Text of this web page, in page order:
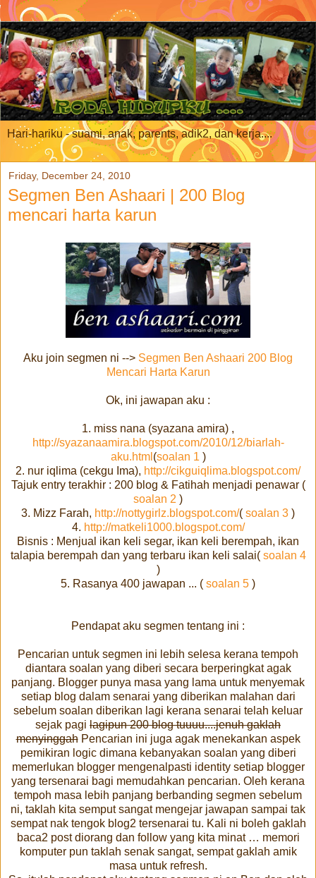
Hari-hariku - suami, anak, parents, adik2, dan kerja....
Friday, December 24, 2010
Segmen Ben Ashaari | 200 Blog
mencari harta karun
Aku join segmen ni --> Segmen Ben Ashaari 200 Blog
Mencari Harta Karun
Ok, ini jawapan aku :
1. miss nana (syazana amira) ,
http://syazanaamira.blogspot.com/2010/12/biarlah-
aku.html (soalan 1 )
2. nur iqlima (cekgu Ima), http://cikguiqlima.blogspot.com/
Tajuk entry terakhir : 200 blog & Fatihah menjadi penawar (
soalan 2 )
3. Mizz Farah, http://nottygirlz.blogspot.com/( soalan 3 )
4. http://matkeli1000.blogspot.com/
Bisnis : Menjual ikan keli segar, ikan keli berempah, ikan
talapia berempah dan yang terbaru ikan keli salai( soalan 4
)
5. Rasanya 400 jawapan ... ( soalan 5 )
Pendapat aku segmen tentang ini :
Pencarian untuk segmen ini lebih selesa kerana tempoh
diantara soalan yang diberi secara berperingkat agak
panjang. Blogger punya masa yang lama untuk menyemak
setiap blog dalam senarai yang diberikan malahan dari
sebelum soalan diberikan lagi kerana senarai telah keluar
sejak pagi lagipun 200 blog tuuuu....jenuh gaklah
menyinggahPencarian ini juga agak menekankan aspek
pemikiran logic dimana kebanyakan soalan yang diberi
memerlukan blogger mengenalpasti identity setiap blogger
yang tersenarai bagi memudahkan pencarian. Oleh kerana
tempoh masa lebih panjang berbanding segmen sebelum
ni, taklah kita semput sangat mengejar jawapan sampai tak
sempat nak tengok blog2 tersenarai tu. Kali ni boleh gaklah
baca2 post diorang dan follow yang kita minat … memori
komputer pun taklah senak sangat, sempat gaklah amik
masa untuk refresh.